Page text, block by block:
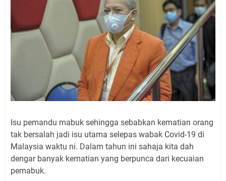
Isu pemandu mabuk sehingga sebabkan kematian orang
tak bersalah jadi isu utama selepas wabak Covid-19 di
Malaysia waktu ni. Dalam tahun ini sahaja kita dah
dengar banyak kematian yang berpunca dari kecuaian
pemabuk.